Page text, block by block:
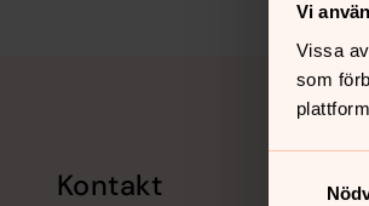
Vi
Vissa
som
Kontakt